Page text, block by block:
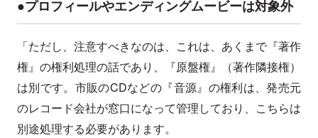
●プロフィールやエンディングムービーは対象外
「ただし、注意すべきなのは、これは、あくまで『著作
権』の権利処理の話であり、『原盤権』（著作隣接権）
は別です。市販のCDなどの『音源』の権利は、発売元
のレコード会社が窓口になって管理しており、こちらは
別途処理する必要があります。